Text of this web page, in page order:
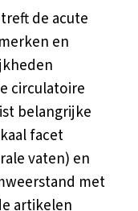
de acute
en
circulatoire
belangrijke
facet
vaten) en
met
artikelen